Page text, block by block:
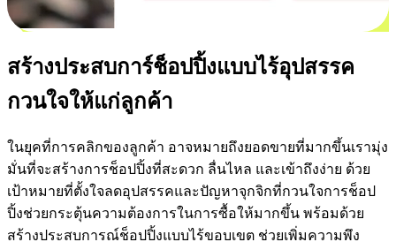
สร้างประสบการ์ช็อปปิ้งแบบไร้อุปสรรค
กวนใจให้แก่ลูกค้า
ในยุคที่การคลิกของลูกค้า อาจหมายถึงยอดขายที่มากขึ้นเรามุ่ง
มั่นที่จะสร้างการช็อปปิ้งที่สะดวก ลื่นไหล และเข้าถึงง่าย ด้วย
เป้าหมายที่ตั้งใจลดอุปสรรคและปัญหาจุกจิกที่กวนใจการช็อป
ปิ้งช่วยกระตุ้นความต้องการในการซื้อให้มากขึ้น พร้อมด้วย
สร้างประสบการณ์ช็อปปิ้งแบบไร้ขอบเขต ช่วยเพิ่มความพึง